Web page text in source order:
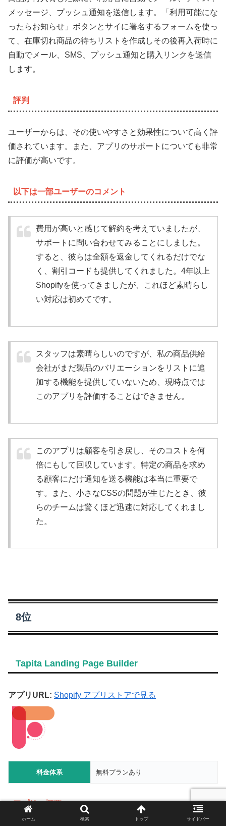
メッセージ、プッシュ通知を送信します。「利用可能にな
ったらお知らせ」ボタンとサイに署名するフォームを使っ
て、在庫切れ商品の待ちリストを作成しその後再入荷時に
自動でメール、SMS、プッシュ通知と購入リンクを送信
します。
評判
ユーザーからは、その使いやすさと効果性について高く評
価されています。また、アプリのサポートについても非常
に評価が高いです。
以下は一部ユーザーのコメント
費用が高いと感じて解約を考えていましたが、
サポートに問い合わせてみることにしました。
すると、彼らは全額を返金してくれるだけでな
く、割引コードも提供してくれました。4年以上
Shopifyを使ってきましたが、これほど素晴らし
い対応は初めてです。
スタッフは素晴らしいのですが、私の商品供給
会社がまだ製品のバリエーションをリストに追
加する機能を提供していないため、現時点では
このアプリを評価することはできません。
このアプリは顧客を引き戻し、そのコストを何
倍にもして回収しています。特定の商品を求め
る顧客にだけ通知を送る機能は本当に重要で
す。また、小さなCSSの問題が生じたとき、彼
らのチームは驚くほど迅速に対応してくれまし
た。
8位
Tapita Landing Page Builder
アプリURL: Shopify アプリストアで見る
料金体系 無料プランあり
アプリの概要
ホーム 検索 トップ サイドバー